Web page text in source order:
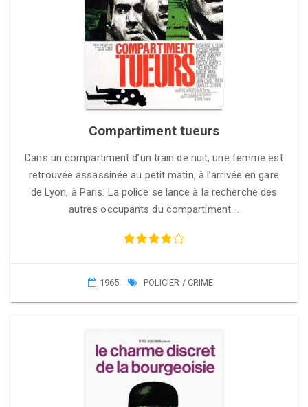
Compartiment tueurs
Dans un compartiment d’un train de nuit, une femme est
retrouvée assassinée au petit matin, à l’arrivée en gare
de Lyon, à Paris. La police se lance à la recherche des
autres occupants du compartiment….
1965 POLICIER / CRIME